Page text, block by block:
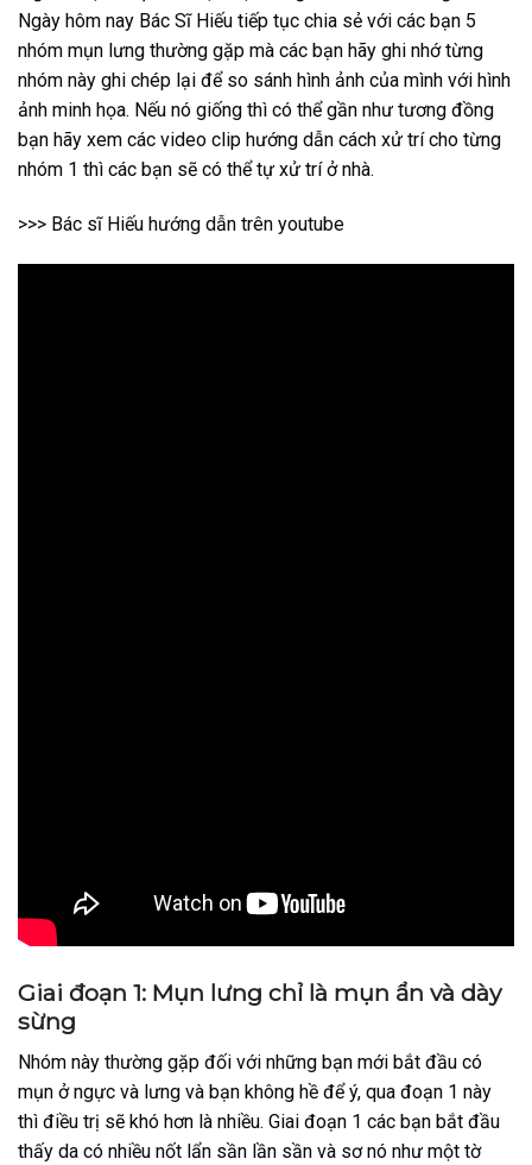
Ngày hôm nay Bác Sĩ Hiếu tiếp tục chia sẻ với các bạn 5
nhóm mụn lưng thường gặp mà các bạn hãy ghi nhớ từng
nhóm này ghi chép lại để so sánh hình ảnh của mình với hình
ảnh minh họa. Nếu nó giống thì có thể gần như tương đồng
bạn hãy xem các video clip hướng dẫn cách xử trí cho từng
nhóm 1 thì các bạn sẽ có thể tự xử trí ở nhà.
>>> Bác sĩ Hiếu hướng dẫn trên youtube
Giai đoạn 1: Mụn lưng chỉ là mụn ẩn và dày
sừng
Nhóm này thường gặp đối với những bạn mới bắt đầu có
mụn ở ngực và lưng và bạn không hề để ý, qua đoạn 1 này
thì điều trị sẽ khó hơn là nhiều. Giai đoạn 1 các bạn bắt đầu
thấy da có nhiều nốt lẩn sần lần sần và sơ nó như một tờ